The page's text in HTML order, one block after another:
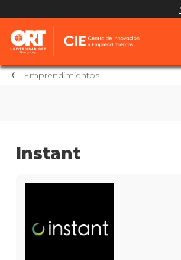
Emprendimientos
Instant